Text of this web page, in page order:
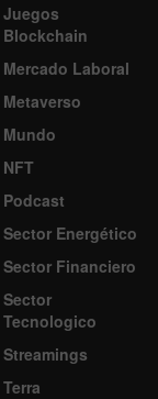
Juegos
Blockchain
Mercado Laboral
Metaverso
Mundo
NFT
Podcast
Sector Energético
Sector Financiero
Sector
Tecnologico
Streamings
Terra